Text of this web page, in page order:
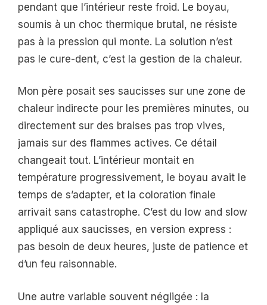
pendant que l’intérieur reste froid. Le boyau,
soumis à un choc thermique brutal, ne résiste
pas à la pression qui monte. La solution n’est
pas le cure-dent, c’est la gestion de la chaleur.
Mon père posait ses saucisses sur une zone de
chaleur indirecte pour les premières minutes, ou
directement sur des braises pas trop vives,
jamais sur des flammes actives. Ce détail
changeait tout. L’intérieur montait en
température progressivement, le boyau avait le
temps de s’adapter, et la coloration finale
arrivait sans catastrophe. C’est du low and slow
appliqué aux saucisses, en version express :
pas besoin de deux heures, juste de patience et
d’un feu raisonnable.
Une autre variable souvent négligée : la